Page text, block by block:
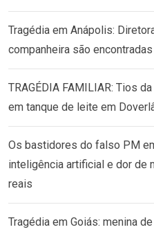
Tragédia em Anápolis:
companheira são
TRAGÉDIA FAMILIAR: Tios
em tanque de leite em
Os bastidores do falso PM
inteligência artificial e dor de
reais
Tragédia em Goiás: menina